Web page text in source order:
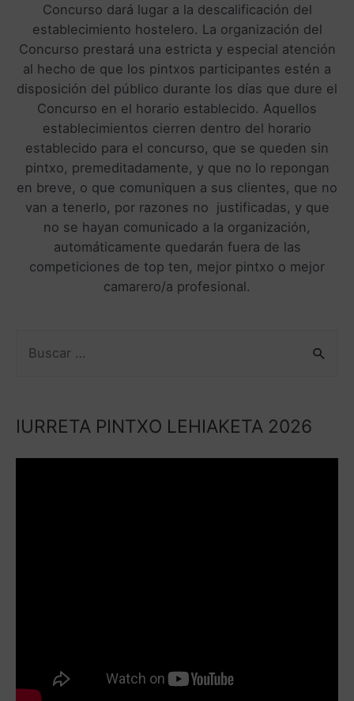
Concurso dará lugar a la descalificación del
establecimiento hostelero. La organización del
Concurso prestará una estricta y especial atención
al hecho de que los pintxos participantes estén a
disposición del público durante los días que dure el
Concurso en el horario establecido. Aquellos
establecimientos cierren dentro del horario
establecido para el concurso, que se queden sin
pintxo, premeditadamente, y que no lo repongan
en breve, o que comuniquen a sus clientes, que no
van a tenerlo, por razones no justificadas, y que
no se hayan comunicado a la organización,
automáticamente quedarán fuera de las
competiciones de top ten, mejor pintxo o mejor
camarero/a profesional.
IURRETA PINTXO LEHIAKETA 2026